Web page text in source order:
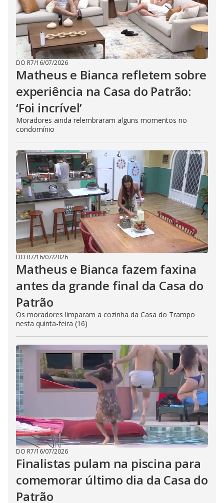
DO R7/16/07/2026
Matheus e Bianca refletem sobre
experiência na Casa do Patrão:
‘Foi incrível’
Moradores ainda relembraram alguns momentos no
condomínio
DO R7/16/07/2026
Matheus e Bianca fazem faxina
antes da grande final da Casa do
Patrão
Os moradores limparam a cozinha da Casa do Trampo
nesta quinta-feira (16)
DO R7/16/07/2026
Finalistas pulam na piscina para
comemorar último dia da Casa do
Patrão